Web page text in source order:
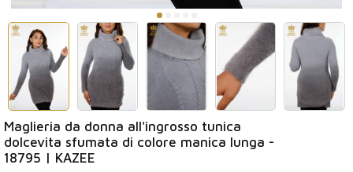
Maglieria da donna all'ingrosso tunica
dolcevita sfumata di colore manica lunga -
18795 | KAZEE